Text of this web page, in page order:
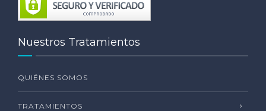
Nuestros Tratamientos
QUIÉNES SOMOS
TRATAMIENTOS